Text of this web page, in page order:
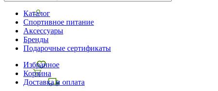
Каталог
Спортивное питание
Аксессуары
Бренды
Подарочные сертификаты
Избранное
Корзина
Доставка и оплата